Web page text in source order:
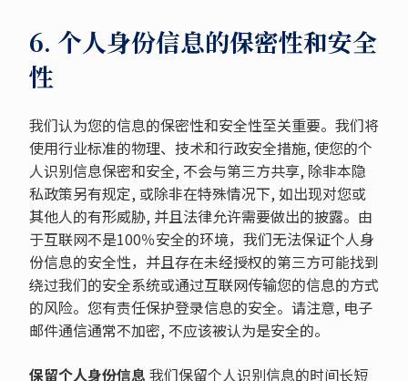
6. 个人身份信息的保密性和安全
性
我们认为您的信息的保密性和安全性至关重要。我们将
使用行业标准的物理、技术和行政安全措施, 使您的个
人识别信息保密和安全, 不会与第三方共享, 除非本隐
私政策另有规定, 或除非在特殊情况下, 如出现对您或
其他人的有形威胁, 并且法律允许需要做出的披露。由
于互联网不是100％安全的环境，我们无法保证个人身
份信息的安全性，并且存在未经授权的第三方可能找到
绕过我们的安全系统或通过互联网传输您的信息的方式
的风险。您有责任保护登录信息的安全。请注意, 电子
邮件通信通常不加密, 不应该被认为是安全的。
保留个人身份信息 我们保留个人识别信息的时间长短